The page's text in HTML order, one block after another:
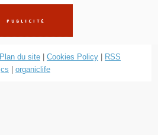
Plan du site Cookies Policy
RSS
cs
organiclife